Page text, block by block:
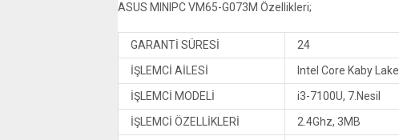
ASUS MINIPC VM65-G073M Özellikleri;
GARANTİ SÜRESİ
24
İŞLEMCİ AİLESİ
Intel Core Kaby Lake
İŞLEMCİ MODELİ
i3-7100U, 7.Nesil
İŞLEMCİ ÖZELLİKLERİ
2.4Ghz, 3MB